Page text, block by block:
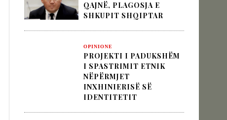
QAJNË, PLAGOSJA E
SHKUPIT SHQIPTAR
OPINIONE
PROJEKTI I PADUKSHËM
I SPASTRIMIT ETNIK
NËPËRMJET
INXHINIERISË SË
IDENTITETIT